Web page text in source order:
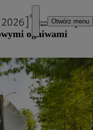
Otwórz menu
zwiększa flotę
ogniwami